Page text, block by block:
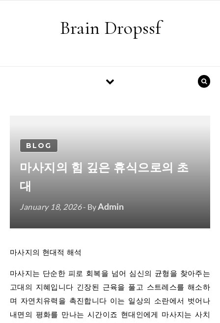
Brain Dropssf
BLOG
마사지의 힘 깊은 휴식으로의 초
대
January 18, 2026- ByAdmin
마사지의 현대적 해석
마사지는 단순한 피로 회복을 넘어 심신의 균형을 찾아주는
고대의 지혜입니다 긴장된 근육을 풀고 스트레스를 해소하
며 자연치유력을 촉진합니다 이는 일상의 소란에서 벗어나
내면의 평화를 만나는 시간이죠 현대인에게 마사지는 사치